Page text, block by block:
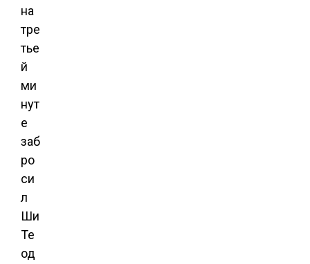
на
тре
тье
й
ми
нут
е
заб
ро
си
л
Ши
Те
од